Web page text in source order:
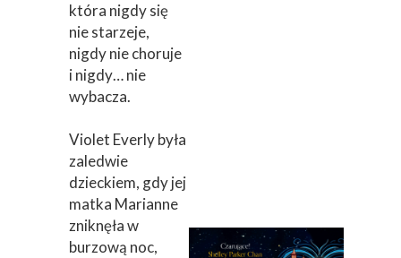
która nigdy się
nie starzeje,
nigdy nie choruje
i nigdy… nie
wybacza.
Violet Everly była
zaledwie
dzieckiem, gdy jej
matka Marianne
zniknęła w
burzową noc,